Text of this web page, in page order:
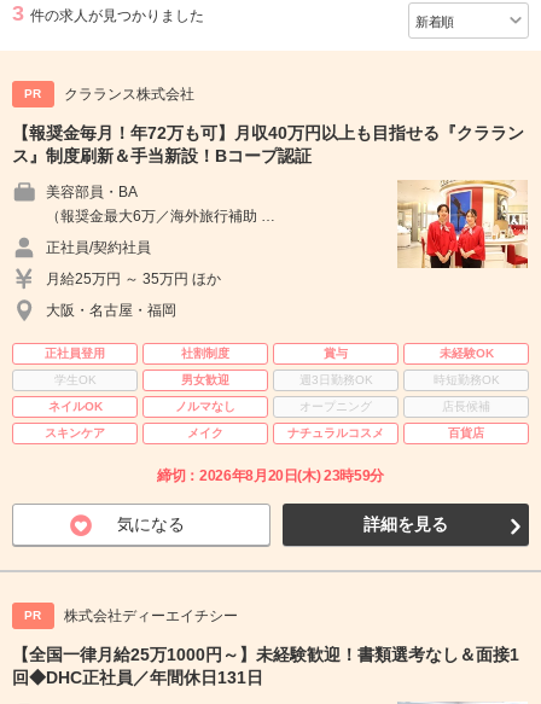
3 件の求人が見つかりました
PR クラランス株式会社
【報奨金毎月！年72万も可】月収40万円以上も目指せる『クララン
ス』制度刷新＆手当新設！Bコープ認証
美容部員・BA
（報奨金最大6万／海外旅行補助 …
正社員/契約社員
月給25万円 ～ 35万円 ほか
大阪・名古屋・福岡
正社員登用 社割制度 賞与
未経験OK
学生OK
男女歓迎 週3日勤務OK
時短勤務OK
ネイルOK
ノルマなし オープニング
店長候補
スキンケア
メイク ナチュラルコスメ 百貨店
締切：2026年8月20日(木) 23時59分
気になる 詳細を見る
PR 株式会社ディーエイチシー
【全国一律月給25万1000円～】未経験歓迎！書類選考なし＆面接1
回◆DHC正社員／年間休日131日